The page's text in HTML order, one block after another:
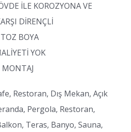
İLE KOROZYONA VE
DİRENÇLİ
BOYA
YOK
Restoran, Dış Mekan, Açık
Pergola, Restoran,
Teras, Banyo, Sauna,